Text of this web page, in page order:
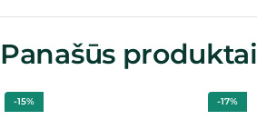
Panašūs produktai
-15% -17%